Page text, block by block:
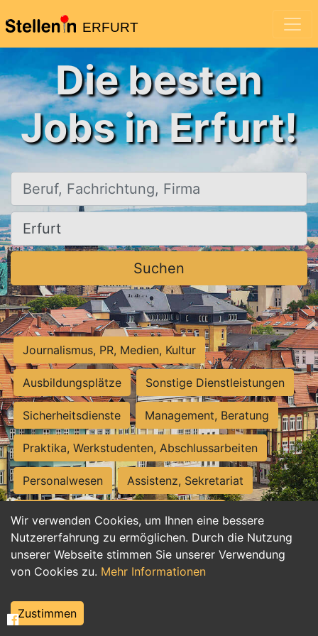
ERFURT
Wir verwenden Cookies, um Ihnen eine bessere
Nutzererfahrung zu ermöglichen. Durch die Nutzung
unserer Webseite stimmen Sie unserer Verwendung
von Cookies zu. Mehr Informationen
Zustimmen
Die besten
Jobs in Erfurt!
Beruf, Fachrichtung, Firma
Ort, Stadt
Suchen
Journalismus, PR, Medien, Kultur
Ausbildungsplätze Sonstige Dienstleistungen
Sicherheitsdienste Management, Beratung
Praktika, Werkstudenten, Abschlussarbeiten
Personalwesen Assistenz, Sekretariat
Hilfskräfte, Aushilfs- und Nebenjobs
Einkauf, Logistik, Materialwirtschaft
Weiterbildung, Studium, duale Ausbildung
Tourismus